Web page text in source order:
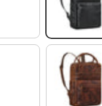
schwarz
luino - braun